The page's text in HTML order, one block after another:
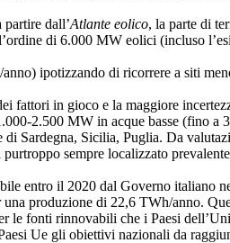
dall’Atlante eolico, la parte di
di 6.000 MW eolici (incluso
ipotizzando di ricorrere a siti
fattori in gioco e la maggiore
2.500 MW in acque basse (fino a
Sardegna, Sicilia, Puglia. Da
sempre localizzato
entro il 2020 dal Governo italiano
produzione di 22,6 TWh/anno.
le fonti rinnovabili che i Paesi
Ue gli obiettivi nazionali da